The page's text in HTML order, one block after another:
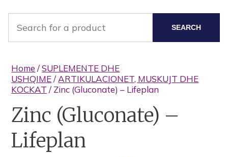
SEARCH
Home /SUPLEMENTE DHE
USHQIME/ ARTIKULACIONET, MUSKUJT DHE
KOCKAT / Zinc (Gluconate) – Lifeplan
Zinc (Gluconate) –
Lifeplan